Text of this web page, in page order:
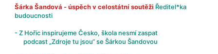
Šárka Šandová - úspěch v celostátní soutěži Ředitel*ka
budoucnosti
- Z Hořic inspirujeme Česko, škola nesmí zaspat
podcast „Zdroje tu jsou“ se Šárkou Šandovou